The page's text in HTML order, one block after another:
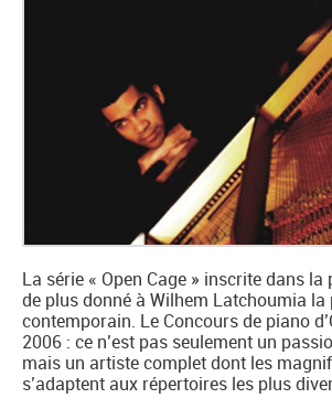
La série « Open Cage » inscrite dans
de plus donné à Wilhem Latchoumia
contemporain. Le Concours de piano
2006 : ce n’est pas seulement un
mais un artiste complet dont les
s’adaptent aux répertoires les plus